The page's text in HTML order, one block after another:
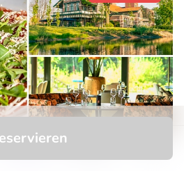
+ brood met dips bij